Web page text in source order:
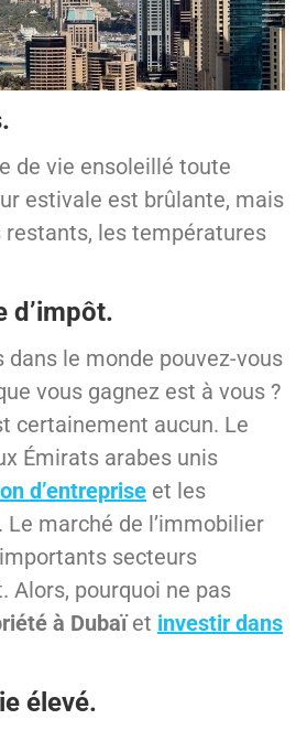
de vie ensoleillé toute
estivale est brûlante, mais
restants, les températures
d’impôt.
dans le monde pouvez-vous
vous gagnez est à vous ?
certainement aucun. Le
Émirats arabes unis
d’entreprise et les
marché de l’immobilier
secteurs
Alors, pourquoi ne pas
à Dubaïet investir dans
élevé.